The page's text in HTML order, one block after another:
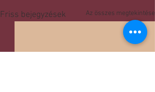
Friss bejegyzések Az összes megtekintése